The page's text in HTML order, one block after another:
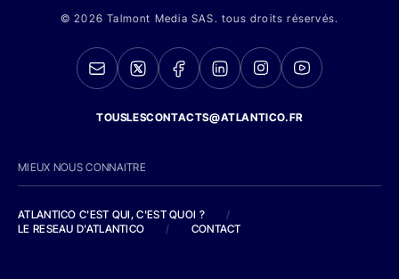
© 2026 Talmont Media SAS. tous droits réservés.
TOUSLESCONTACTS@ATLANTICO.FR
MIEUX NOUS CONNAITRE
ATLANTICO C'EST QUI, C'EST QUOI ?
/
LE RESEAU D'ATLANTICO
/ CONTACT